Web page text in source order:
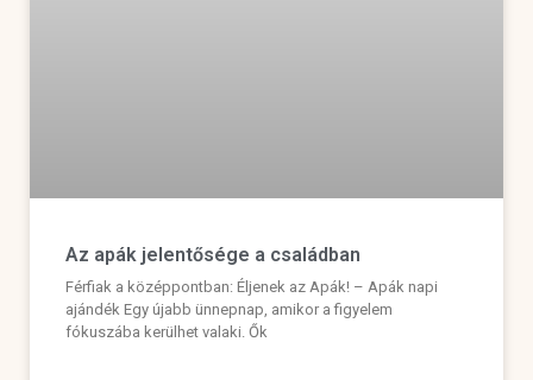
Az apák jelentősége a családban
Férfiak a középpontban: Éljenek az Apák! – Apák napi
ajándék Egy újabb ünnepnap, amikor a figyelem
fókuszába kerülhet valaki. Ők